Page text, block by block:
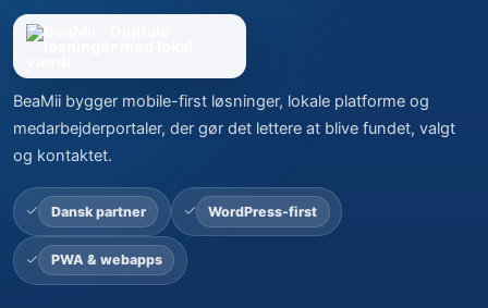
BeaMii bygger mobile-first løsninger, lokale platforme og
medarbejderportaler, der gør det lettere at blive fundet, valgt
og kontaktet.
Dansk partner WordPress-first
PWA & webapps